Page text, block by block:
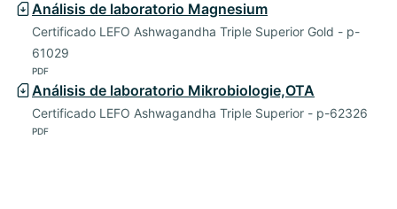
Análisis de laboratorio Magnesium
Certificado LEFO Ashwagandha Triple Superior Gold - p-
61029
PDF
Análisis de laboratorio Mikrobiologie,OTA
Certificado LEFO Ashwagandha Triple Superior - p-62326
PDF